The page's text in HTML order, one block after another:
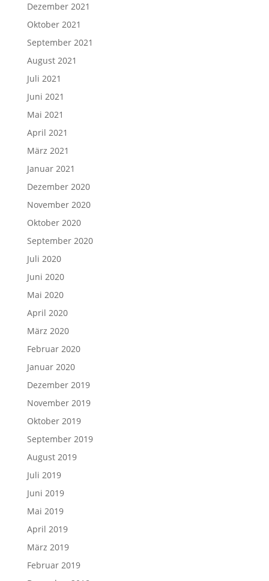
Dezember 2021
Oktober 2021
September 2021
August 2021
Juli 2021
Juni 2021
Mai 2021
April 2021
März 2021
Januar 2021
Dezember 2020
November 2020
Oktober 2020
September 2020
Juli 2020
Juni 2020
Mai 2020
April 2020
März 2020
Februar 2020
Januar 2020
Dezember 2019
November 2019
Oktober 2019
September 2019
August 2019
Juli 2019
Juni 2019
Mai 2019
April 2019
März 2019
Februar 2019